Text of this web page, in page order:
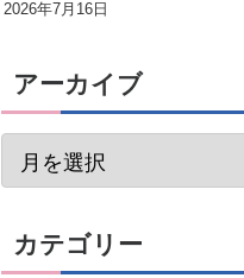
2026年7月16日
アーカイブ
カテゴリー